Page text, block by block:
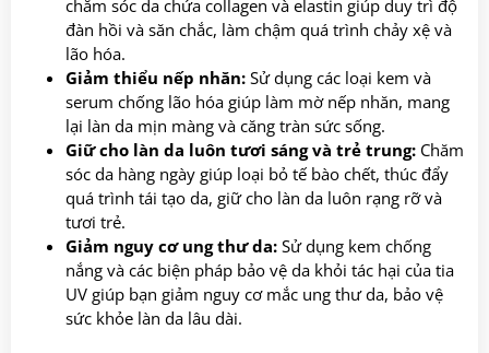
chăm sóc da chứa collagen và elastin giúp duy trì độ
đàn hồi và săn chắc, làm chậm quá trình chảy xệ và
lão hóa.
Giảm thiểu nếp nhăn: Sử dụng các loại kem và
serum chống lão hóa giúp làm mờ nếp nhăn, mang
lại làn da mịn màng và căng tràn sức sống.
Giữ cho làn da luôn tươi sáng và trẻ trung: Chăm
sóc da hàng ngày giúp loại bỏ tế bào chết, thúc đẩy
quá trình tái tạo da, giữ cho làn da luôn rạng rỡ và
tươi trẻ.
Giảm nguy cơ ung thư da: Sử dụng kem chống
nắng và các biện pháp bảo vệ da khỏi tác hại của tia
UV giúp bạn giảm nguy cơ mắc ung thư da, bảo vệ
sức khỏe làn da lâu dài.